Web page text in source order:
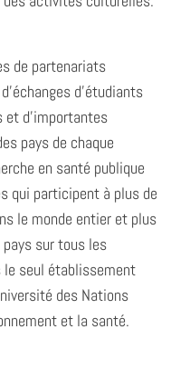
de partenariats
d’étudiants
d’importantes
pays de chaque
en santé publique
qui participent à plus de
le monde entier et plus
sur tous les
seul établissement
des Nations
et la santé.